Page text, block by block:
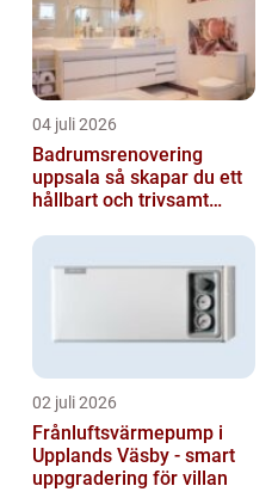
04 juli 2026
Badrumsrenovering
uppsala så skapar du ett
hållbart och trivsamt
02 juli 2026
Frånluftsvärmepump i
Upplands Väsby - smart
uppgradering för villan